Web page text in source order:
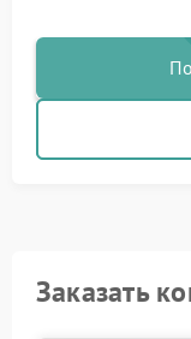
Заказать